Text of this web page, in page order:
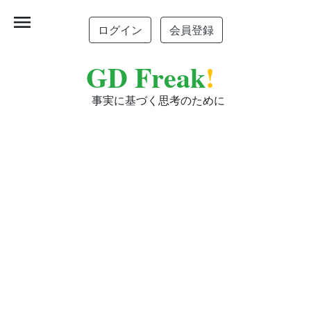
ログイン 会員登録
GD Freak!
事実に基づく思考のために
menu